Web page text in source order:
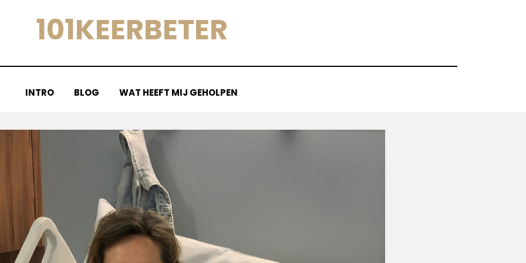
101KEERBETER
INTRO BLOG WAT HEEFT MIJ GEHOLPEN